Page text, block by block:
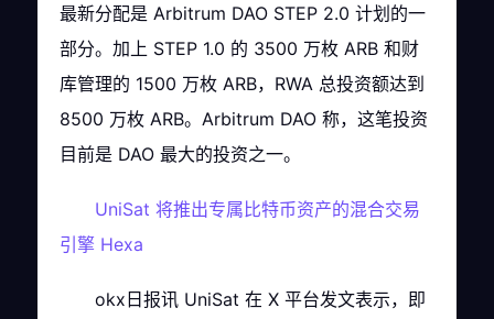
最新分配是 Arbitrum DAO STEP 2.0 计划的一
部分。加上 STEP 1.0 的 3500 万枚 ARB 和财
库管理的 1500 万枚 ARB，RWA 总投资额达到
8500 万枚 ARB。Arbitrum DAO 称，这笔投资
目前是 DAO 最大的投资之一。
UniSat 将推出专属比特币资产的混合交易
引擎 Hexa
okx日报讯 UniSat 在 X 平台发文表示，即